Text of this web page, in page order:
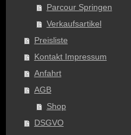
Parcour Springen
Verkaufsartikel
Preisliste
Kontakt Impressum
Anfahrt
AGB
Shop
DSGVO